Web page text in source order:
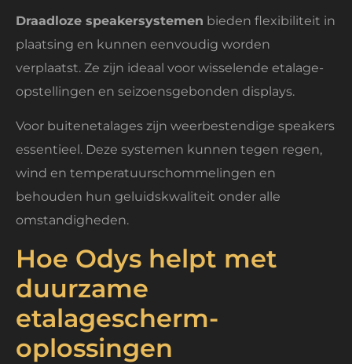
Draadloze speakersystemen bieden flexibiliteit in
plaatsing en kunnen eenvoudig worden
verplaatst. Ze zijn ideaal voor wisselende etalage-
opstellingen en seizoensgebonden displays.
Voor buitenetalages zijn weerbestendige speakers
essentieel. Deze systemen kunnen tegen regen,
wind en temperatuurschommelingen en
behouden hun geluidskwaliteit onder alle
omstandigheden.
Hoe Odys helpt met
duurzame
etalagescherm-
oplossingen